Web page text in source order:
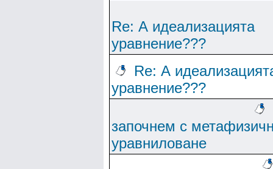
Re: А идеализацията
уравнение???
Re: А
уравнение???
започнем с
уравниловане